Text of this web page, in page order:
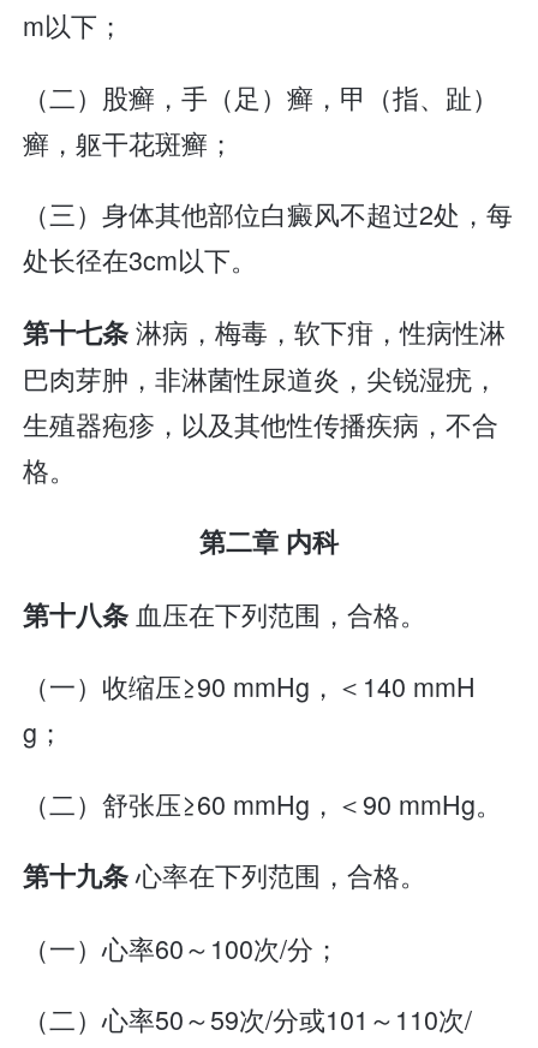
m以下；
（二）股癣，手（足）癣，甲（指、趾）
癣，躯干花斑癣；
（三）身体其他部位白癜风不超过2处，每
处长径在3cm以下。
第十七条淋病，梅毒，软下疳，性病性淋
巴肉芽肿，非淋菌性尿道炎，尖锐湿疣，
生殖器疱疹，以及其他性传播疾病，不合
格。
第二章 内科
第十八条 血压在下列范围，合格。
（一）收缩压≥90 mmHg，＜140 mmH
g；
（二）舒张压≥60 mmHg，＜90 mmHg。
第十九条心率在下列范围，合格。
（一）心率60～100次/分；
（二）心率50～59次/分或101～110次/